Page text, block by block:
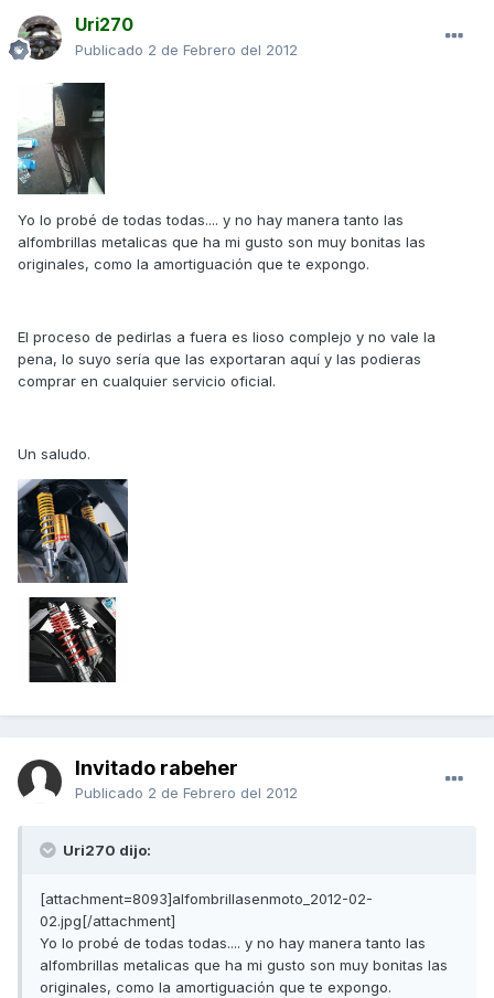
Uri270
Publicado 2 de Febrero del 2012
Yo lo probé de todas todas.... y no hay manera tanto las
alfombrillas metalicas que ha mi gusto son muy bonitas las
originales, como la amortiguación que te expongo.
El proceso de pedirlas a fuera es lioso complejo y no vale la
pena, lo suyo sería que las exportaran aquí y las podieras
comprar en cualquier servicio oficial.
Un saludo.
Invitado rabeher
Publicado 2 de Febrero del 2012
Uri270 dijo:
[attachment=8093]alfombrillasenmoto_2012-02-
02.jpg[/attachment]
Yo lo probé de todas todas.... y no hay manera tanto las
alfombrillas metalicas que ha mi gusto son muy bonitas las
originales, como la amortiguación que te expongo.